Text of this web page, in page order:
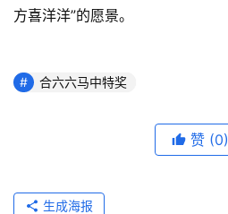
方喜洋洋”的愿景。
合六六马中特奖
赞 (0)
生成海报